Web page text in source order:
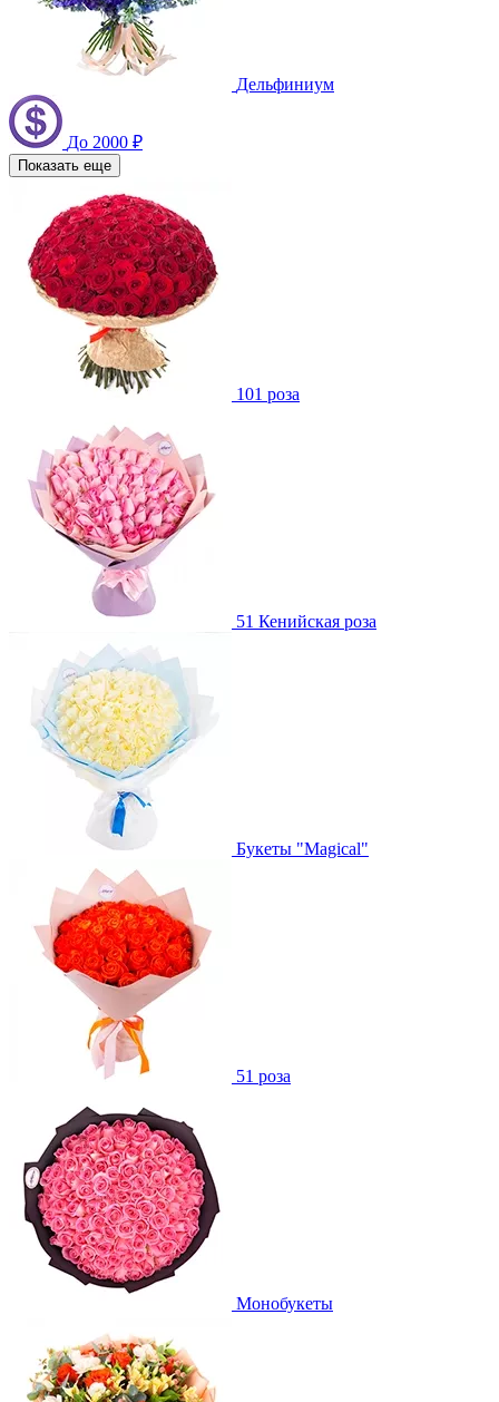
Дельфиниум
До 2000 ₽
Показать еще
101 роза
51 Кенийская роза
Букеты "Magical"
51 роза
Монобукеты